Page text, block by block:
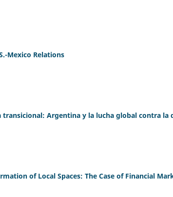
Mexico Relations
transicional: Argentina y la lucha global contra la
of Local Spaces: The Case of Financial